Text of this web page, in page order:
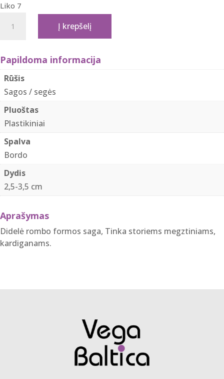
Liko 7
kiekis:
3,0
cm
bordo
rombo
formos
Į krepšelį
Papildoma informacija
Rūšis
Sagos / segės
Pluoštas
Plastikiniai
Spalva
Bordo
Dydis
2,5-3,5 cm
Aprašymas
Didelė rombo formos saga, Tinka storiems megztiniams,
kardiganams.